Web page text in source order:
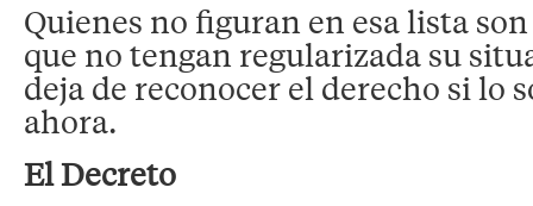
Quienes no figuran en esa lista
que no tengan regularizada su
deja de reconocer el derecho si lo
ahora.
El Decreto